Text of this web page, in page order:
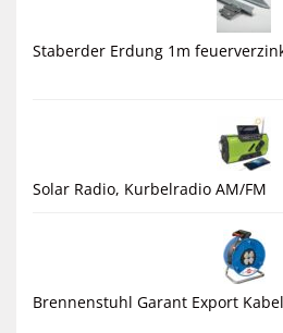
Staberder Erdung 1m
Solar Radio, Kurbelradio AM/FM
Brennenstuhl Garant Export